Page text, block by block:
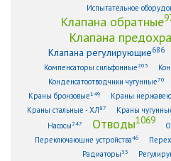
Испытательное
Клапана обратные
Клапана
Клапана регулирующие686
Компенсаторы сильфонные 203
Конденсатоотводчики чугунные70
Краны бронзовые149 Краны
Краны стальные - ХЛ87 Краны
Насосы 247 Отводы1069
Переключающие устройства46
Радиаторы33